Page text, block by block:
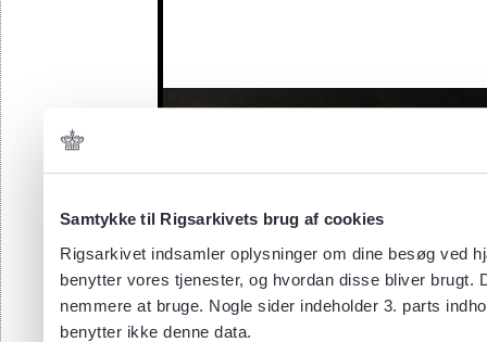
Samtykke til Rigsarkivets brug af cookies
Rigsarkivet indsamler oplysninger om dine besøg ved
benytter vores tjenester, og hvordan disse bliver
nemmere at bruge. Nogle sider indeholder 3. parts
benytter ikke denne data.